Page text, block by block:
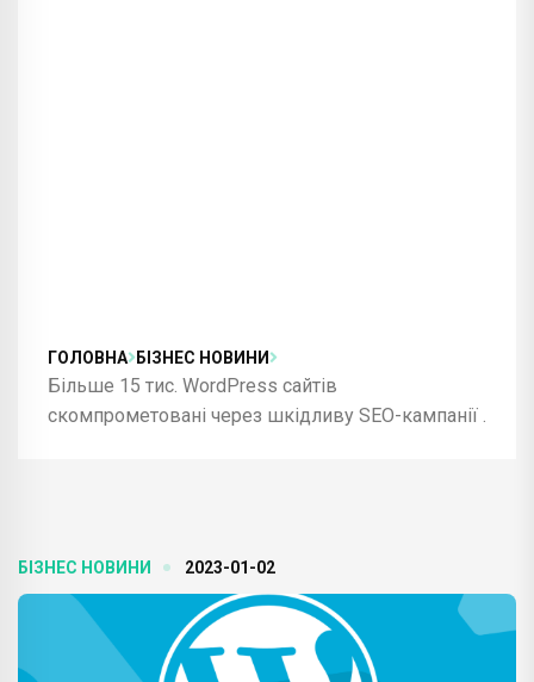
ГОЛОВНА БІЗНЕС НОВИНИ
Більше 15 тис. WordPress сайтів
скомпрометовані через шкідливу SEO-кампанії .
БІЗНЕС НОВИНИ 2023-01-02